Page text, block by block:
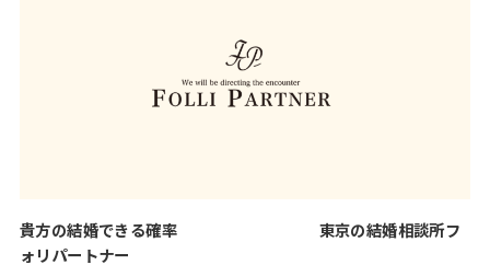
貴方の結婚できる確率 東京の結婚相談所フ
ォリパートナー